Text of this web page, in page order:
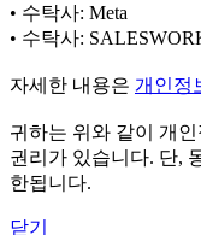
• 수탁사: Meta
• 수탁사:
자세한 내용은 개인정
귀하는 위와 같이 개
권리가 있습니다. 단,
한됩니다.
닫기